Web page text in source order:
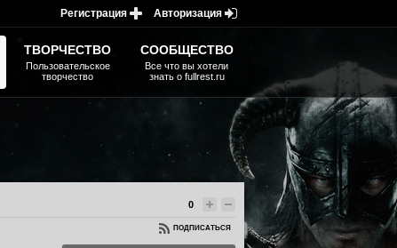
0
ПОДПИСАТЬСЯ
ТВОРЧЕСТВО
Пользовательское
творчество
СООБЩЕСТВО
Все что вы хотели
знать о fullrest.ru
Авторизация
Регистрация